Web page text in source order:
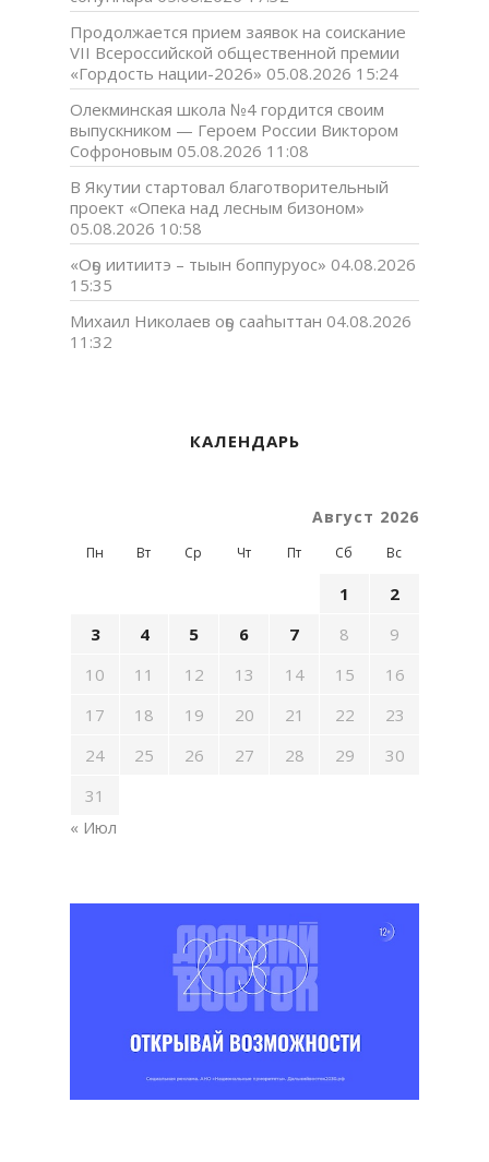
Продолжается прием заявок на соискание
VII Всероссийской общественной премии
«Гордость нации-2026» 05.08.2026 15:24
Олекминская школа №4 гордится своим
выпускником — Героем России Виктором
Софроновым 05.08.2026 11:08
В Якутии стартовал благотворительный
проект «Опека над лесным бизоном»
05.08.2026 10:58
«Оҕо иитиитэ – тыын боппуруос» 04.08.2026
15:35
Михаил Николаев оҕо сааһыттан 04.08.2026
11:32
КАЛЕНДАРЬ
Август 2026
Пн Вт Ср Чт Пт Сб Вс
1
2
3
4 5 6 7 8
9
10
11 12 13 14 15
16
17
18 19 20 21 22
23
24
25 26 27 28 29
30
31
« Июл